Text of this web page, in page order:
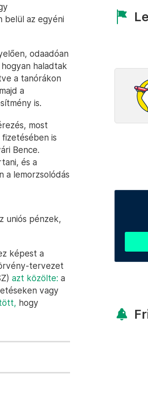
belül az egyéni
odaadóan
haladtak
a tanórákon
a
is.
most
is
Bence.
és a
a lemorzsolódás
uniós pénzek,
képest a
tervezet
azt közölte: a
vagy
hogy